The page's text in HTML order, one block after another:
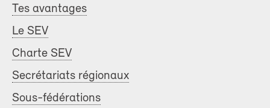
Tes avantages
Le SEV
Charte SEV
Secrétariats régionaux
Sous-fédérations